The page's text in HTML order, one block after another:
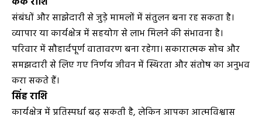
संबंधों और साझेदारी से जुड़े मामलों में संतुलन बना रह सकता है।
व्यापार या कार्यक्षेत्र में सहयोग से लाभ मिलने की संभावना है।
परिवार में सौहार्दपूर्ण वातावरण बना रहेगा। सकारात्मक सोच और
समझदारी से लिए गए निर्णय जीवन में स्थिरता और संतोष का अनुभव
करा सकते हैं।
सिंह राशि
कार्यक्षेत्र में प्रतिस्पर्धा बढ़ सकती है, लेकिन आपका आत्मविश्वास